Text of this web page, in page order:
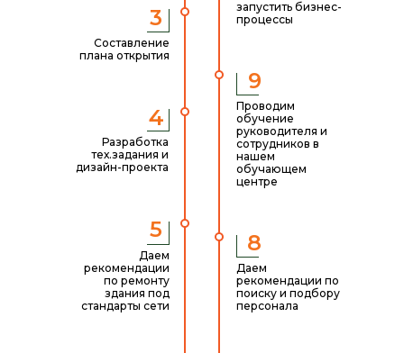
Составление
плана открытия
3
Разработка
тех.задания и
дизайн-проекта
4
Даем
рекомендации по
поиску и подбору
персонала
8
Проводим
обучение
руководителя и
сотрудников в
нашем
обучающем
центре
9
Даем
рекомендации
по ремонту
здания под
стандарты сети
5
запустить бизнес-
процессы